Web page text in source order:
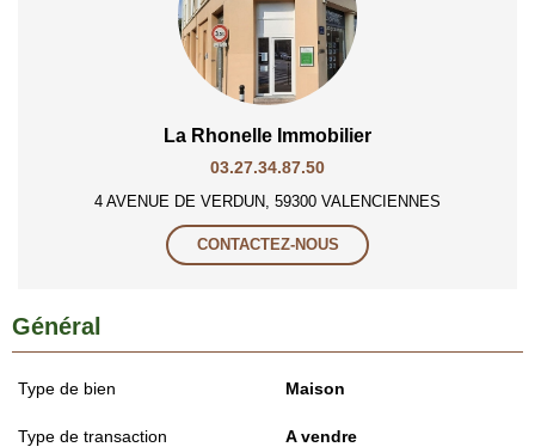
La Rhonelle Immobilier
03.27.34.87.50
4 AVENUE DE VERDUN, 59300 VALENCIENNES
CONTACTEZ-NOUS
Général
Type de bien Maison
Type de transaction A vendre